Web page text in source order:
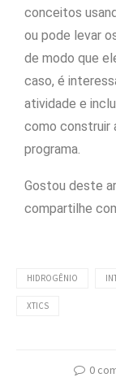
conceitos
ou pode levar
de modo que
caso, é
atividade e
como construir
programa.
Gostou deste
compartilhe
HIDROGÊNIO
XTICS
0